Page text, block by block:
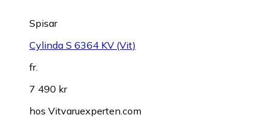
Spisar
Cylinda S 6364 KV (Vit)
fr.
7 490 kr
hos Vitvaruexperten.com